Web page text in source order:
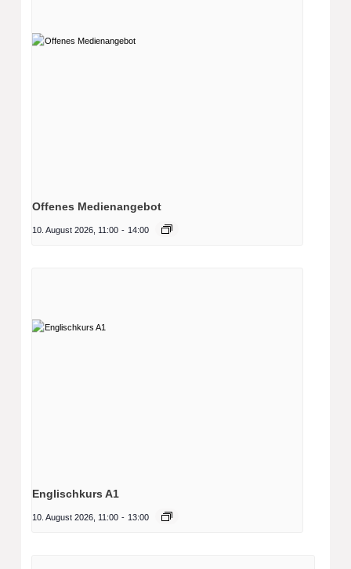
Offenes Medienangebot
10. August 2026, 11:00 - 14:00
Englischkurs A1
10. August 2026, 11:00 - 13:00